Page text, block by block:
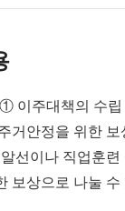
이주대책의 수립
거안정을 위한
선이나 직업훈련
보상으로 나눌 수